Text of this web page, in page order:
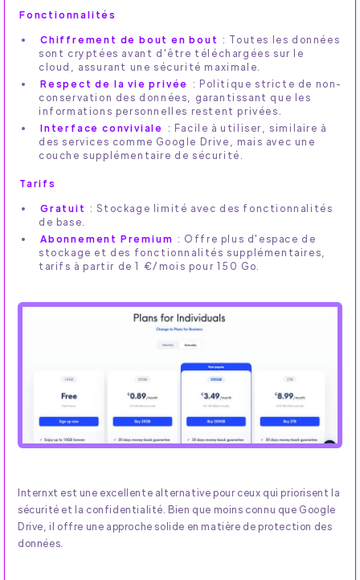
Fonctionnalités
Chiffrement de bout en bout : Toutes les données
sont cryptées avant d'être téléchargées sur le
cloud, assurant une sécurité maximale.
Respect de la vie privée : Politique stricte de non-
conservation des données, garantissant que les
informations personnelles restent privées.
Interface conviviale : Facile à utiliser, similaire à
des services comme Google Drive, mais avec une
couche supplémentaire de sécurité.
Tarifs
Gratuit : Stockage limité avec des fonctionnalités
de base.
Abonnement Premium : Offre plus d'espace de
stockage et des fonctionnalités supplémentaires,
tarifs à partir de 1 €/mois pour 150 Go.
Internxt est une excellente alternative pour ceux qui priorisent la
sécurité et la confidentialité. Bien que moins connu que Google
Drive, il offre une approche solide en matière de protection des
données.